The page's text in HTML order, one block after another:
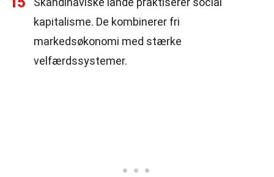
kapitalisme. De kombinerer fri
markedsøkonomi med stærke
velfærdssystemer.